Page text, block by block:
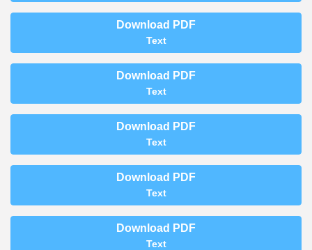
Download PDF
Text
Download PDF
Text
Download PDF
Text
Download PDF
Text
Download PDF
Text